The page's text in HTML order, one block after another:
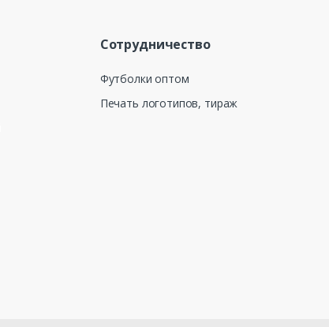
Сотрудничество
Футболки оптом
Печать логотипов, тираж